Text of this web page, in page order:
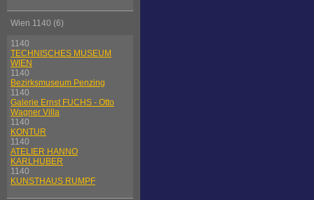
Wien 1140 (6)
1140
TECHNISCHES MUSEUM
WIEN
1140
Bezirksmuseum Penzing
1140
Galerie Ernst FUCHS - Otto
Wagner Villa
1140
KONTUR
1140
ATELIER HANNO
KARLHUBER
1140
KUNSTHAUS RUMPF